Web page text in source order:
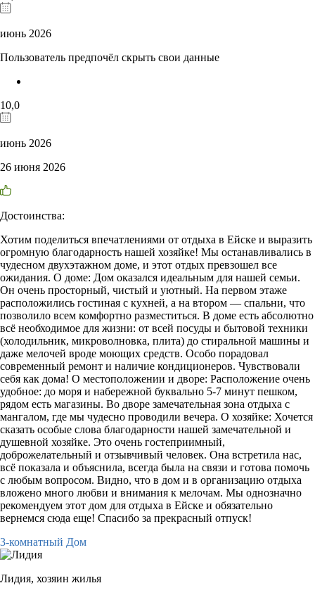
июнь 2026
Пользователь предпочёл скрыть свои данные
10,0
июнь 2026
26 июня 2026
Достоинства:
Хотим поделиться впечатлениями от отдыха в Ейске и выразить
огромную благодарность нашей хозяйке! Мы останавливались в
чудесном двухэтажном доме, и этот отдых превзошел все
ожидания. О доме: Дом оказался идеальным для нашей семьи.
Он очень просторный, чистый и уютный. На первом этаже
расположились гостиная с кухней, а на втором — спальни, что
позволило всем комфортно разместиться. В доме есть абсолютно
всё необходимое для жизни: от всей посуды и бытовой техники
(холодильник, микроволновка, плита) до стиральной машины и
даже мелочей вроде моющих средств. Особо порадовал
современный ремонт и наличие кондиционеров. Чувствовали
себя как дома! О местоположении и дворе: Расположение очень
удобное: до моря и набережной буквально 5-7 минут пешком,
рядом есть магазины. Во дворе замечательная зона отдыха с
мангалом, где мы чудесно проводили вечера. О хозяйке: Хочется
сказать особые слова благодарности нашей замечательной и
душевной хозяйке. Это очень гостеприимный,
доброжелательный и отзывчивый человек. Она встретила нас,
всё показала и объяснила, всегда была на связи и готова помочь
с любым вопросом. Видно, что в дом и в организацию отдыха
вложено много любви и внимания к мелочам. Мы однозначно
рекомендуем этот дом для отдыха в Ейске и обязательно
вернемся сюда еще! Спасибо за прекрасный отпуск!
3-комнатный Дом
Лидия, хозяин жилья